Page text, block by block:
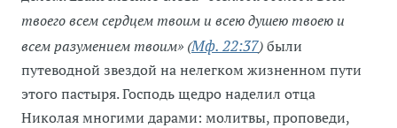
твоего всем сердцем твоим и всею душею твоею и
всем разумением твоим» (Мф. 22:37)были
путеводной звездой на нелегком жизненном пути
этого пастыря. Господь щедро наделил отца
Николая многими дарами: молитвы, проповеди,